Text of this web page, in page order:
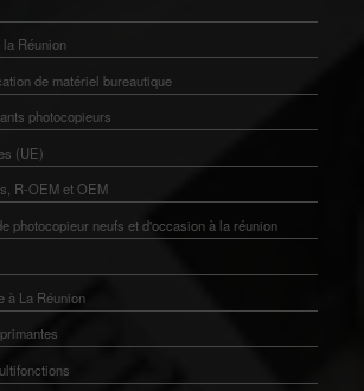
Réunion
de matériel bureautique
photocopieurs
(UE)
R-OEM et OEM
photocopieur neufs et d'occasion à la réunion
à La Réunion